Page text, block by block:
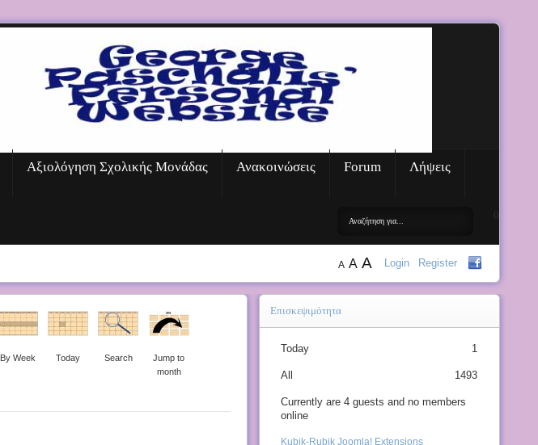
Αξιολόγηση Σχολικής Μονάδας Ανακοινώσεις Forum Λήψεις
0
Login Register
A A A
By Week Today Search
Jump to
month
Επισκεψιμότητα
Today 1
All 1493
Currently are 4 guests and no members
online
Kubik-Rubik Joomla! Extensions